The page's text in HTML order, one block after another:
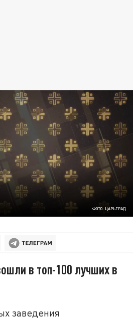
ФОТО: ЦАРЬГРАД
в топ-100 лучших в
заведения